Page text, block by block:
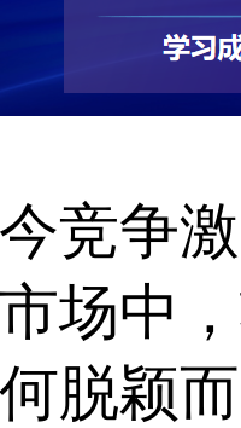
竞争
场中
颖而出